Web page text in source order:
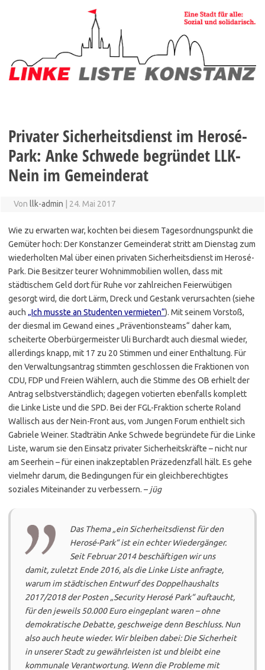
Privater Sicherheitsdienst im Herosé-
Park: Anke Schwede begründet LLK-
Nein im Gemeinderat
Von llk-admin 24. Mai 2017
Wie zu erwarten war, kochten bei diesem Tagesordnungspunkt die
Gemüter hoch: Der Konstanzer Gemeinderat stritt am Dienstag zum
wiederholten Mal über einen privaten Sicherheitsdienst im Herosé-
Park. Die Besitzer teurer Wohnimmobilien wollen, dass mit
städtischem Geld dort für Ruhe vor zahlreichen Feierwütigen
gesorgt wird, die dort Lärm, Dreck und Gestank verursachten (siehe
auch „Ich musste an Studenten vermieten“). Mit seinem Vorstoß,
der diesmal im Gewand eines „Präventionsteams“ daher kam,
scheiterte Oberbürgermeister Uli Burchardt auch diesmal wieder,
allerdings knapp, mit 17 zu 20 Stimmen und einer Enthaltung. Für
den Verwaltungsantrag stimmten geschlossen die Fraktionen von
CDU, FDP und Freien Wählern, auch die Stimme des OB erhielt der
Antrag selbstverständlich; dagegen votierten ebenfalls komplett
die Linke Liste und die SPD. Bei der FGL-Fraktion scherte Roland
Wallisch aus der Nein-Front aus, vom Jungen Forum enthielt sich
Gabriele Weiner. Stadträtin Anke Schwede begründete für die Linke
Liste, warum sie den Einsatz privater Sicherheitskräfte – nicht nur
am Seerhein – für einen inakzeptablen Präzedenzfall hält. Es gehe
vielmehr darum, die Bedingungen für ein gleichberechtigtes
soziales Miteinander zu verbessern. – jüg
Das Thema „ein Sicherheitsdienst für den
Herosé-Park“ ist ein echter Wiedergänger.
Seit Februar 2014 beschäftigen wir uns
damit, zuletzt Ende 2016, als die Linke Liste anfragte,
warum im städtischen Entwurf des Doppelhaushalts
2017/2018 der Posten „Security Herosé Park“ auftaucht,
für den jeweils 50.000 Euro eingeplant waren – ohne
demokratische Debatte, geschweige denn Beschluss. Nun
also auch heute wieder. Wir bleiben dabei: Die Sicherheit
in unserer Stadt zu gewährleisten ist und bleibt eine
kommunale Verantwortung. Wenn die Probleme mit